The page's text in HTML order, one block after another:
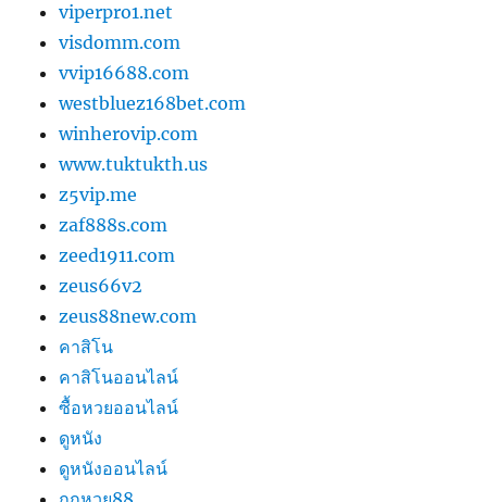
viperpro1.net
visdomm.com
vvip16688.com
westbluez168bet.com
winherovip.com
www.tuktukth.us
z5vip.me
zaf888s.com
zeed1911.com
zeus66v2
zeus88new.com
คาสิโน
คาสิโนออนไลน์
ซื้อหวยออนไลน์
ดูหนัง
ดูหนังออนไลน์